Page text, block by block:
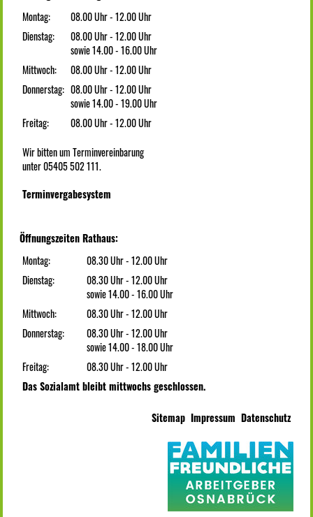
Montag:
08.00 Uhr - 12.00 Uhr
Dienstag:
08.00 Uhr - 12.00 Uhr
sowie 14.00 - 16.00 Uhr
Mittwoch:
08.00 Uhr - 12.00 Uhr
Donnerstag: 08.00 Uhr - 12.00 Uhr
sowie 14.00 - 19.00 Uhr
Freitag:
08.00 Uhr - 12.00 Uhr
Wir bitten um Terminvereinbarung
unter 05405 502 111.
Terminvergabesystem
Öffnungszeiten Rathaus:
Montag:
08.30 Uhr - 12.00 Uhr
Dienstag:
08.30 Uhr - 12.00 Uhr
sowie 14.00 - 16.00 Uhr
Mittwoch:
08.30 Uhr - 12.00 Uhr
Donnerstag:
08.30 Uhr - 12.00 Uhr
sowie 14.00 - 18.00 Uhr
Freitag:
08.30 Uhr - 12.00 Uhr
Das Sozialamt bleibt mittwochs geschlossen.
Sitemap Impressum Datenschutz